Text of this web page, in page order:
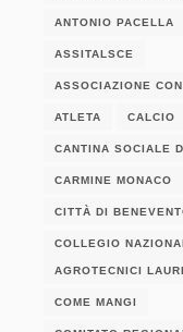
ANTONIO PACELLA
ASSITALSCE
ASSOCIAZIONE
ATLETA CALCIO
CANTINA SOCIALE
CARMINE MONACO
CITTÀ DI
COLLEGIO
AGROTECNICI
COME MANGI